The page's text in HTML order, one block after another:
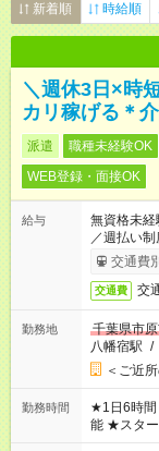
新着順 時給順
＼週休3日×時
カリ稼げる＊
派遣 職種未経験OK
WEB登録・面接OK
給与
無資格未
／週払い
了次第の
交通費
交通費 交
勤務地
千葉県市
八幡宿駅 /
＜ご近
勤務時間
★1日6時間～の時短シ
能 ★スター
20:00 など 残業なし！ ※Wワ